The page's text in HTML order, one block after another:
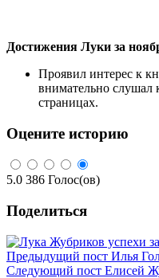
Достижения Луки за
Проявил интерес к
внимательно слушал
страницах.
Оцените историю
5.0 386 Голос(ов)
Поделиться
Предыдущий пост Илья
Следующий пост Елисей